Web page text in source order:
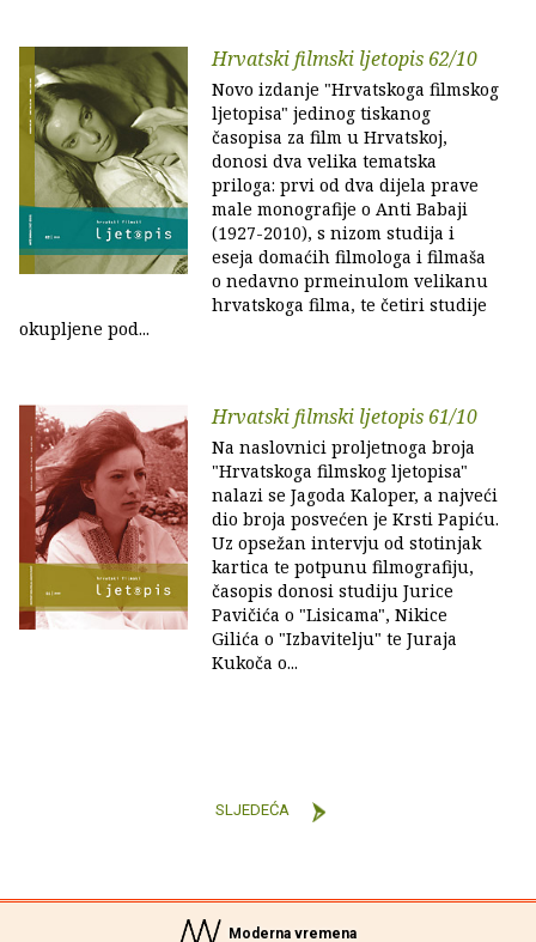
Hrvatski filmski ljetopis 62/10
Novo izdanje "Hrvatskoga filmskog
ljetopisa" jedinog tiskanog
časopisa za film u Hrvatskoj,
donosi dva velika tematska
priloga: prvi od dva dijela prave
male monografije o Anti Babaji
(1927-2010), s nizom studija i
eseja domaćih filmologa i filmaša
o nedavno prmeinulom velikanu
hrvatskoga filma, te četiri studije
okupljene pod...
Hrvatski filmski ljetopis 61/10
Na naslovnici proljetnoga broja
"Hrvatskoga filmskog ljetopisa"
nalazi se Jagoda Kaloper, a najveći
dio broja posvećen je Krsti Papiću.
Uz opsežan intervju od stotinjak
kartica te potpunu filmografiju,
časopis donosi studiju Jurice
Pavičića o "Lisicama", Nikice
Gilića o "Izbavitelju" te Juraja
Kukoča o...
SLJEDEĆA
Moderna vremena